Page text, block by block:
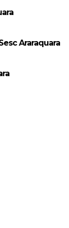
Araraquara